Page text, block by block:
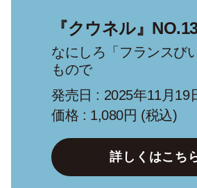
『クウネル』
なにしろ「フランスび
もので
発売日 : 2025年11月19
価格 : 1,080円 (税込)
詳しくはこち